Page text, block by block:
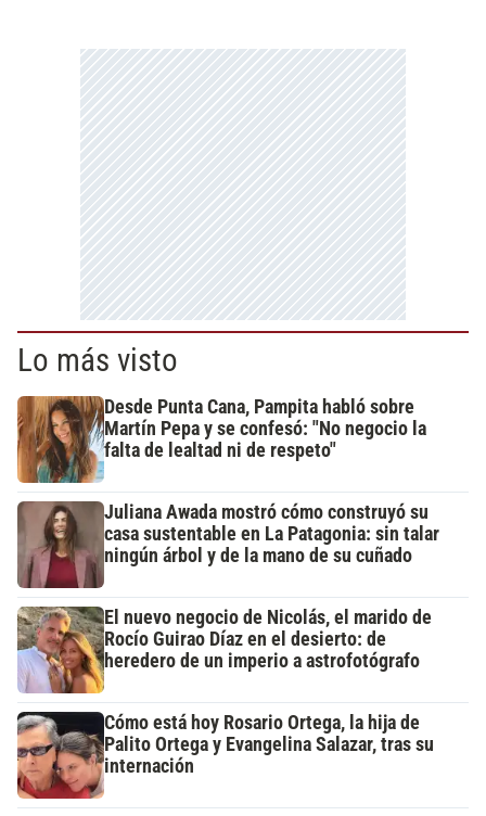
Lo más visto
Desde Punta Cana, Pampita habló sobre
Martín Pepa y se confesó: "No negocio la
falta de lealtad ni de respeto"
Juliana Awada mostró cómo construyó su
casa sustentable en La Patagonia: sin talar
ningún árbol y de la mano de su cuñado
El nuevo negocio de Nicolás, el marido de
Rocío Guirao Díaz en el desierto: de
heredero de un imperio a astrofotógrafo
Cómo está hoy Rosario Ortega, la hija de
Palito Ortega y Evangelina Salazar, tras su
internación